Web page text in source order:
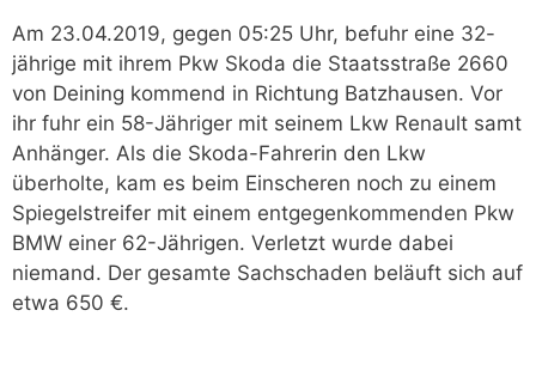
Am 23.04.2019, gegen 05:25 Uhr, befuhr eine 32-
jährige mit ihrem Pkw Skoda die Staatsstraße 2660
von Deining kommend in Richtung Batzhausen. Vor
ihr fuhr ein 58-Jähriger mit seinem Lkw Renault samt
Anhänger. Als die Skoda-Fahrerin den Lkw
überholte, kam es beim Einscheren noch zu einem
Spiegelstreifer mit einem entgegenkommenden Pkw
BMW einer 62-Jährigen. Verletzt wurde dabei
niemand. Der gesamte Sachschaden beläuft sich auf
etwa 650 €.